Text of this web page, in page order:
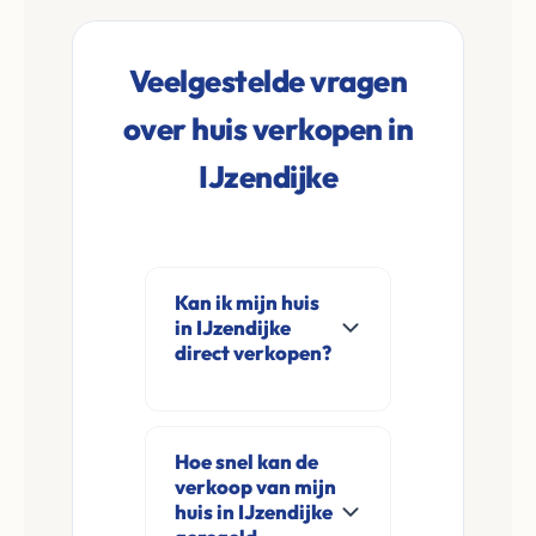
Veelgestelde vragen
over huis verkopen in
IJzendijke
Kan ik mijn huis
in IJzendijke
direct verkopen?
direct aan in
IJzendijke en
Hoe snel kan de
verkoop van mijn
huis in IJzendijke